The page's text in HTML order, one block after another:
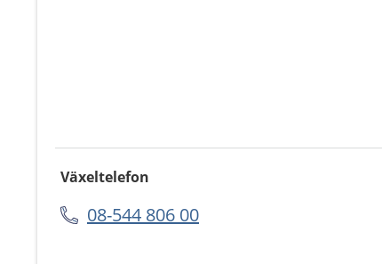
Växeltelefon
08-544 806 00